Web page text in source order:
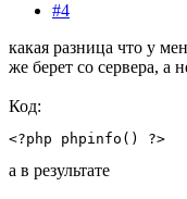
#4
какая разница что у
же берет со сервера, а
Код:
<?php phpinfo() ?>
а в результате